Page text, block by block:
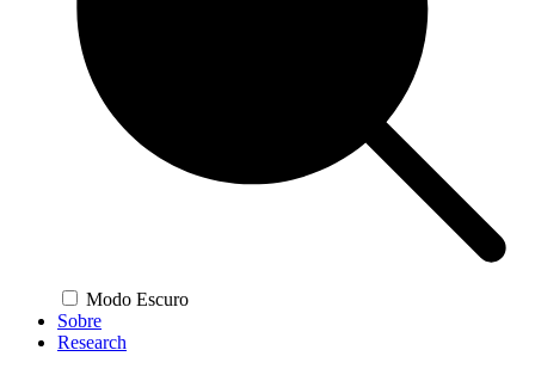
Modo Escuro
Sobre
Research